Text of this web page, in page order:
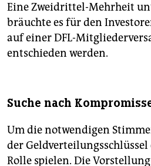
Eine Zweidrittel-Mehrheit
bräuchte es für den
auf einer DFL-
entschieden werden.
Suche nach
Um die notwendigen
der
Rolle spielen. Die Vorstellung